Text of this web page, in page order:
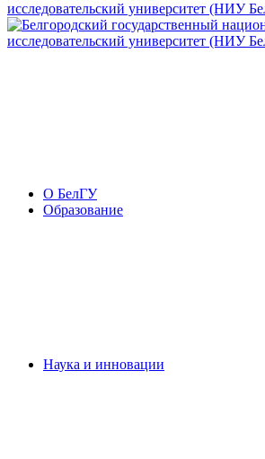
О БелГУ
Образование
Наука и инновации